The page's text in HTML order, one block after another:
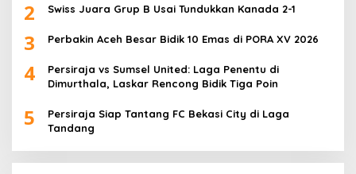
2 Swiss Juara Grup B Usai Tundukkan Kanada 2-1
3 Perbakin Aceh Besar Bidik 10 Emas di PORA XV 2026
4
Persiraja vs Sumsel United: Laga Penentu di
Dimurthala, Laskar Rencong Bidik Tiga Poin
5
Persiraja Siap Tantang FC Bekasi City di Laga
Tandang